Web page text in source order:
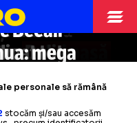
care
FIFA ar
la CM
la
cu gol»
Cupei
este de
Și ce gol
gol și pasă
a
Dalian
CHINA
tot
cu
Becali
mega
personale să rămână
stocăm și/sau accesăm